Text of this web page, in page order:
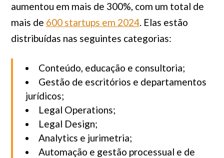
aumentou em mais de 300%, com um total de
mais de 600 startups em 2024. Elas estão
distribuídas nas seguintes categorias:
Conteúdo, educação e consultoria;
Gestão de escritórios e departamentos
jurídicos;
Legal Operations;
Legal Design;
Analytics e jurimetria;
Automação e gestão processual e de